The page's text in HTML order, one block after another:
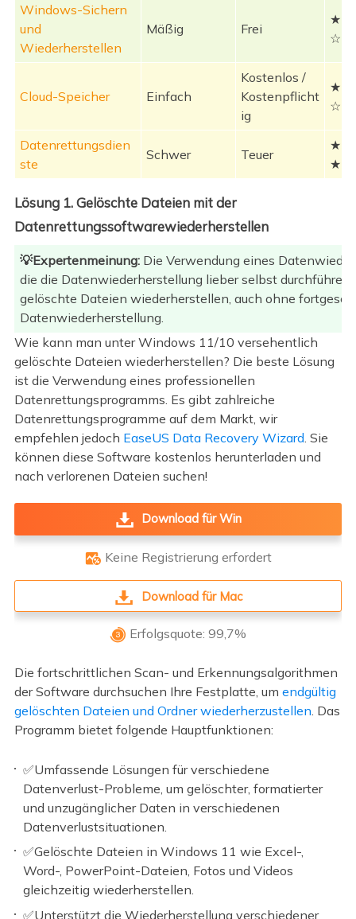
Windows-Sichern
und
Wiederherstellen
Mäßig Frei
☆☆
Cloud-Speicher Einfach
Kostenlos /
Kostenpflicht
ig
☆☆
Datenrettungsdien
ste
Schwer Teuer
★☆
Lösung 1. Gelöschte Dateien mit der
Datenrettungssoftwarewiederherstellen
💡Expertenmeinung:Die Verwendung eines
die die Datenwiederherstellung lieber selbst
gelöschte Dateien wiederherstellen, auch ohne
Datenwiederherstellung.
Wie kann man unter Windows 11/10 versehentlich
gelöschte Dateien wiederherstellen? Die beste Lösung
ist die Verwendung eines professionellen
Datenrettungsprogramms. Es gibt zahlreiche
Datenrettungsprogramme auf dem Markt, wir
empfehlen jedoch EaseUS Data Recovery Wizard . Sie
können diese Software kostenlos herunterladen und
nach verlorenen Dateien suchen!
Download für Win
 Keine Registrierung erfordert
Download für Mac
 Erfolgsquote: 99,7%
Die fortschrittlichen Scan- und Erkennungsalgorithmen
der Software durchsuchen Ihre Festplatte, um endgültig
gelöschten Dateien und Ordner wiederherzustellen . Das
Programm bietet folgende Hauptfunktionen:
✅Umfassende Lösungen für verschiedene
Datenverlust-Probleme, um gelöschter, formatierter
und unzugänglicher Daten in verschiedenen
Datenverlustsituationen.
✅Gelöschte Dateien in Windows 11 wie Excel-,
Word-, PowerPoint-Dateien, Fotos und Videos
gleichzeitig wiederherstellen.
✅Unterstützt die Wiederherstellung verschiedener